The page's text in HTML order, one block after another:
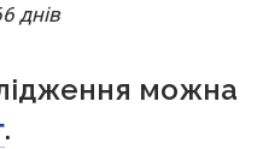
днів
можна
.